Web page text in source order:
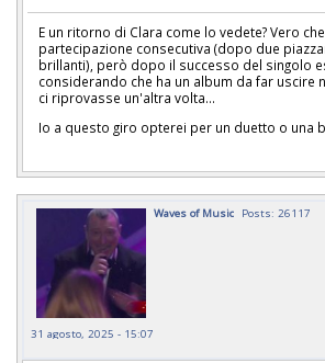
E un ritorno di Clara come lo vedete? Vero
partecipazione consecutiva (dopo due
brillanti), però dopo il successo del singolo
considerando che ha un album da far uscire
ci riprovasse un'altra volta...
Io a questo giro opterei per un duetto o una
Waves of Music Posts: 26117
31 agosto, 2025 - 15:07